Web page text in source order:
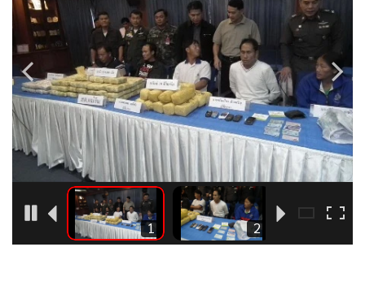
• บันเทิง
ผู้จัดการรายวัน
•
คอลัมนิสต์
• ละคร
• CbizReview
• Cyber BIZ
ผู้จัดกวน
• Good health & Well-being
Green Innovation & SD
Management & HR
1 2